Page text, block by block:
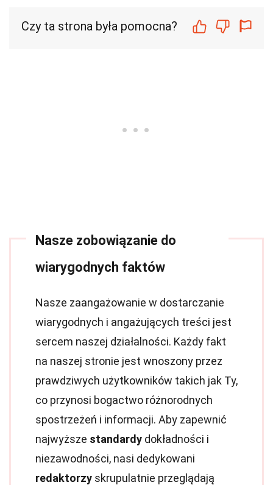
Czy ta strona była pomocna?
Nasze zobowiązanie do
wiarygodnych faktów
Nasze zaangażowanie w dostarczanie
wiarygodnych i angażujących treści jest
sercem naszej działalności. Każdy fakt
na naszej stronie jest wnoszony przez
prawdziwych użytkowników takich jak Ty,
co przynosi bogactwo różnorodnych
spostrzeżeń i informacji. Aby zapewnić
najwyższe standardy dokładności i
niezawodności, nasi dedykowani
redaktorzy skrupulatnie przeglądają